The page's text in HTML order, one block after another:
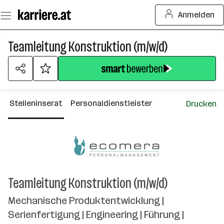
Seiteninhalt
springen
Anmelden
Teamleitung Konstruktion (m/w/d)
Stelleninserat Personaldienstleister Drucken
Teamleitung Konstruktion (m/w/d)
Mechanische Produktentwicklung |
Serienfertigung | Engineering | Führung |